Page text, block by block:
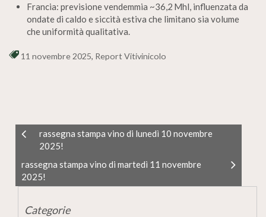
Francia: previsione vendemmia ~36,2 Mhl, influenzata da
ondate di caldo e siccità estiva che limitano sia volume
che uniformità qualitativa.
11 novembre 2025, Report Vitivinicolo
rassegna stampa vino di lunedì 10 novembre
2025!
rassegna stampa vino di martedì 11 novembre
2025!
Categorie